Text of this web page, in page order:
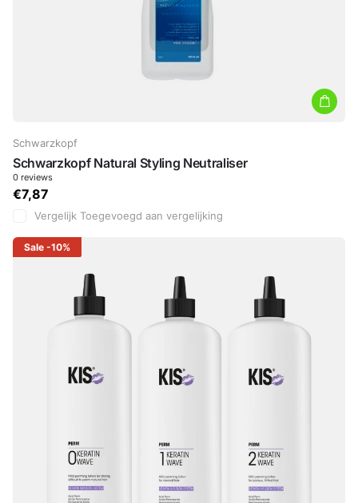
Schwarzkopf
Schwarzkopf Natural Styling Neutraliser
0 reviews
€7,87
Vergelijk Toegevoegd aan vergelijking
Sale -10%